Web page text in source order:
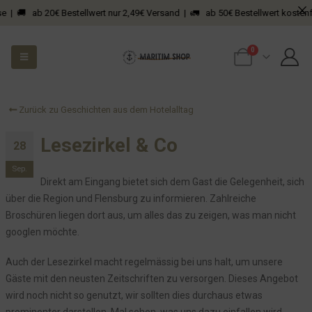
20€ Bestellwert nur 2,49€ Versand | 🚛 ab 50€ Bestellwert
0
Zurück zu Geschichten aus dem Hotelalltag
28
Sep.
Lesezirkel & Co
Direkt am Eingang bietet sich dem Gast die Gelegenheit, sich
über die Region und Flensburg zu informieren. Zahlreiche
Broschüren liegen dort aus, um alles das zu zeigen, was man nicht
googlen möchte.
Auch der Lesezirkel macht regelmässig bei uns halt, um unsere
Gäste mit den neusten Zeitschriften zu versorgen. Dieses Angebot
wird noch nicht so genutzt, wir sollten dies durchaus etwas
Entfernung von "schlechten" Bewertungen!
Willkommen am Sankelmarker See – Dein Hotel inmitten einer
faszinierenden Geschichte
einfach nicht verstehen
Obdachlose Überraschung am frühen Morgen im Bistro
Stille Nacht, kalte Nacht. Wenn man zu dämlich ist...
Sehr merkwürdiges Fundstück
Es wird Zeit für unser Bistro - bevor ich platze
Sturmwarnung
Immer im Sinne unserer Gäste - Early Checkin mal anders
Und dann kam eine Toilette...